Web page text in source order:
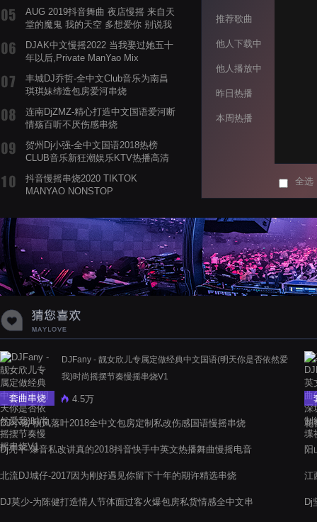
AUG 2019抖音舞曲 夜店慢摇 来自天
堂的魔鬼 我的天空 多想爱你 别说我
DJAK中文慢摇2022 当我娶过她五十
年以后,Private ManYao Mix
丰城DJ乔哲-全中文Club音乐为南昌
琪琪妹缔造包房爱河串烧
连南DjZMZ-精心打造中文国语爱河断
情殇百听不厌伤感串烧
贺州Dj小强-全中文国语2018热榜
CLUB音乐新狂潮娱乐KTV热播高清
抖音慢摇串烧2020 TIKTOK
MANYAO NONSTOP
蝉爸爸妈妈爱存在夏天的风是想你的
声音啊
推荐歌曲
他人下载中
他人播放中
昨日热播
本周热播
全选
套曲串烧
DJFany - 靓女欣儿专属定做经典中文国语(明天你是否依然爱
我)时尚摇摆节奏慢摇串烧V1
4.5万
DJ小铭-秋风落叶2018全中文包房定制私改伤感国语慢摇串烧
Dj亮平-瀑音私改讲真的2018抖音快手中英文热播舞曲慢摇电音
北流DJ城仔-2017因为刚好遇见你留下十年的期许精选串烧
DJ莫少-为陈健打造情人节体面过客火爆包房私货情感全中文串
花
阳
江
Dj